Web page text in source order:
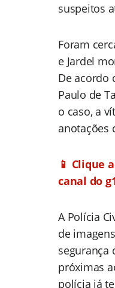
suspeitos
Foram
e Jardel
De acordo
Paulo de
o caso, a
anotações
📱 Clique
canal do
A Polícia
de
segurança
próximas
polícia já